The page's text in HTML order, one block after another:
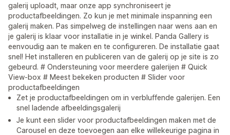
galerij uploadt, maar onze app synchroniseert je
productafbeeldingen. Zo kun je met minimale inspanning een
galerij maken. Pas simpelweg de instellingen naar wens aan en
je galerij is klaar voor installatie in je winkel. Panda Gallery is
eenvoudig aan te maken en te configureren. De installatie gaat
snel! Het installeren en publiceren van de galerij op je site is zo
gebeurd. # Ondersteuning voor meerdere galerijen # Quick
View-box # Meest bekeken producten # Slider voor
productafbeeldingen
Zet je productafbeeldingen om in verbluffende galerijen. Een
snel ladende afbeeldingsgalerij
Je kunt een slider voor productafbeeldingen maken met de
Carousel en deze toevoegen aan elke willekeurige pagina in